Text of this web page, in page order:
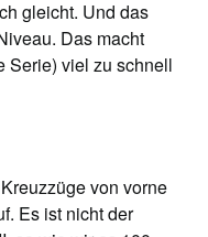
gleicht. Und das
Das macht
Serie) viel zu schnell
von vorne
Es ist nicht der